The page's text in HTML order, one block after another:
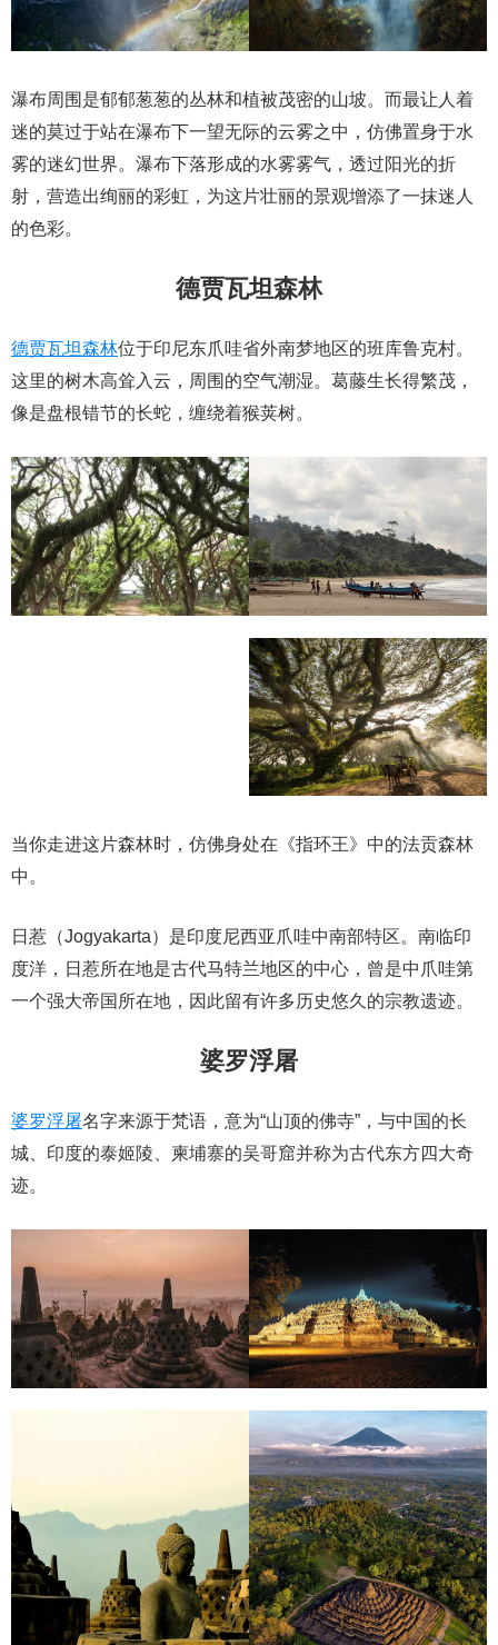
瀑布周围是郁郁葱葱的丛林和植被茂密的山坡。而最让人着
迷的莫过于站在瀑布下一望无际的云雾之中，仿佛置身于水
雾的迷幻世界。瀑布下落形成的水雾雾气，透过阳光的折
射，营造出绚丽的彩虹，为这片壮丽的景观增添了一抹迷人
的色彩。
德贾瓦坦森林
德贾瓦坦森林位于印尼东爪哇省外南梦地区的班库鲁克村。
这里的树木高耸入云，周围的空气潮湿。葛藤生长得繁茂，
像是盘根错节的长蛇，缠绕着猴荚树。
当你走进这片森林时，仿佛身处在《指环王》中的法贡森林
中。
日惹（Jogyakarta）是印度尼西亚爪哇中南部特区。南临印
度洋，日惹所在地是古代马特兰地区的中心，曾是中爪哇第
一个强大帝国所在地，因此留有许多历史悠久的宗教遗迹。
婆罗浮屠
婆罗浮屠名字来源于梵语，意为“山顶的佛寺”，与中国的长
城、印度的泰姬陵、柬埔寨的吴哥窟并称为古代东方四大奇
迹。